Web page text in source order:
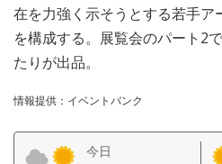
在を力強く示そうとする若手ア
を構成する。展覧会のパート2
たりが出品。
情報提供：イベントバンク
今日